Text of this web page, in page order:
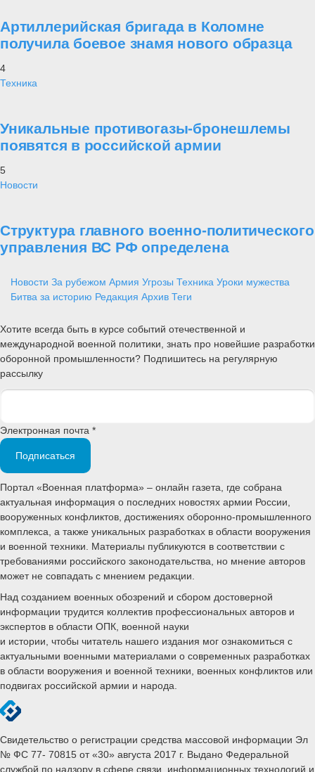
Артиллерийская бригада в Коломне
получила боевое знамя нового образца
4
Техника
Уникальные противогазы-бронешлемы
появятся в российской армии
5
Новости
Структура главного военно-политического
управления ВС РФ определена
Новости За рубежом Армия Угрозы Техника Уроки мужества
Битва за историю Редакция Архив Теги
Хотите всегда быть в курсе событий отечественной и
международной военной политики, знать про новейшие разработки
оборонной промышленности? Подпишитесь на регулярную
рассылку
Электронная почта *
Подписаться
Портал «Военная платформа» – онлайн газета, где собрана
актуальная информация о последних новостях армии России,
вооруженных конфликтов, достижениях оборонно-промышленного
комплекса, а также уникальных разработках в области вооружения
и военной техники. Материалы публикуются в соответствии с
требованиями российского законодательства, но мнение авторов
может не совпадать с мнением редакции.
Над созданием военных обозрений и сбором достоверной
информации трудится коллектив профессиональных авторов и
экспертов в области ОПК, военной науки
и истории, чтобы читатель нашего издания мог ознакомиться с
актуальными военными материалами о современных разработках
в области вооружения и военной техники, военных конфликтов или
подвигах российской армии и народа.
Свидетельство о регистрации средства массовой информации Эл
№ ФС 77- 70815 от «30» августа 2017 г. Выдано Федеральной
службой по надзору в сфере связи, информационных технологий и